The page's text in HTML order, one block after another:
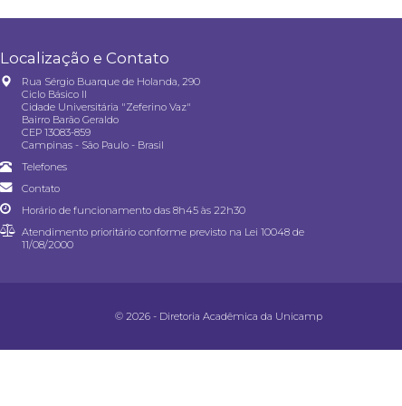
Localização e Contato
Rua Sérgio Buarque de Holanda, 290
Ciclo Básico II
Cidade Universitária "Zeferino Vaz"
Bairro Barão Geraldo
CEP 13083-859
Campinas - São Paulo - Brasil
Telefones
Contato
Horário de funcionamento das 8h45 às 22h30
Atendimento prioritário conforme previsto na Lei 10048 de
11/08/2000
© 2026 - Diretoria Acadêmica da Unicamp